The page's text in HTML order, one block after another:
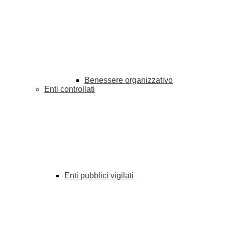
Benessere organizzativo
Enti controllati
Enti pubblici vigilati